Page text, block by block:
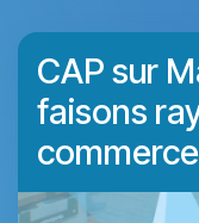
CAP sur
faisons